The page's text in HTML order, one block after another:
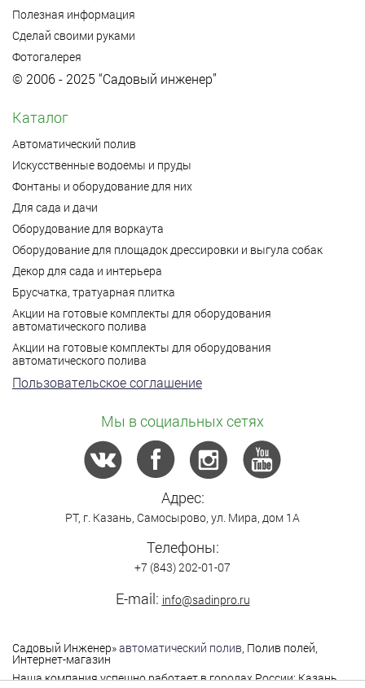
Полезная информация
Сделай своими руками
Фотогалерея
© 2006 - 2025 “Садовый инженер”
Каталог
Автоматический полив
Искусственные водоемы и пруды
Фонтаны и оборудование для них
Для сада и дачи
Оборудование для воркаута
Оборудование для площадок дрессировки и выгула собак
Декор для сада и интерьера
Брусчатка, тратуарная плитка
Акции на готовые комплекты для оборудования
автоматического полива
Акции на готовые комплекты для оборудования
автоматического полива
Пользовательское соглашение
Мы в социальных сетях
Адрес:
РТ, г. Казань Самосырово ул. Мира, дом 1А
Телефоны:
+7 (843) 202-01-07
E-mail: info@sadinpro.ru
Садовый Инженер»автоматический полив , Полив полей,
Интернет-магазин
Наша компания успешно работает в городах России: Казань,